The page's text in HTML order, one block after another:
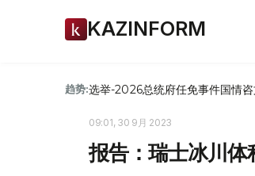
KAZINFORM
趋势:选举-2026总统府任免事件国情
09:01, 30 9月 2023
报告：瑞士冰川体